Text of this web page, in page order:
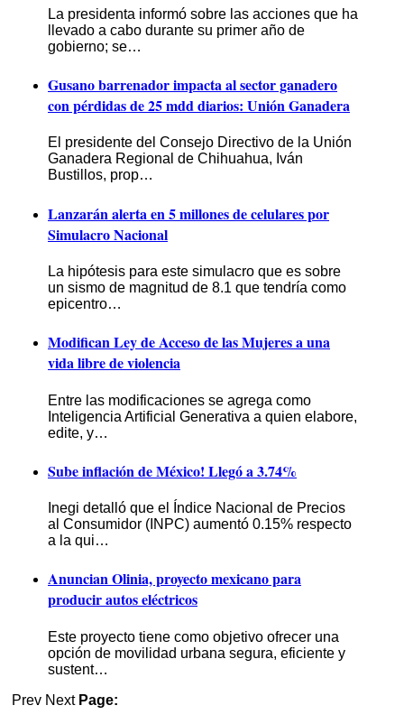
La presidenta informó sobre las acciones que ha
llevado a cabo durante su primer año de
gobierno; se…
Gusano barrenador impacta al sector ganadero
con pérdidas de 25 mdd diarios: Unión Ganadera
El presidente del Consejo Directivo de la Unión
Ganadera Regional de Chihuahua, Iván
Bustillos, prop…
Lanzarán alerta en 5 millones de celulares por
Simulacro Nacional
La hipótesis para este simulacro que es sobre
un sismo de magnitud de 8.1 que tendría como
epicentro…
Modifican Ley de Acceso de las Mujeres a una
vida libre de violencia
Entre las modificaciones se agrega como
Inteligencia Artificial Generativa a quien elabore,
edite, y…
Sube inflación de México! Llegó a 3.74%
Inegi detalló que el Índice Nacional de Precios
al Consumidor (INPC) aumentó 0.15% respecto
a la qui…
Anuncian Olinia, proyecto mexicano para
producir autos eléctricos
Este proyecto tiene como objetivo ofrecer una
opción de movilidad urbana segura, eficiente y
sustent…
Prev Next Page: